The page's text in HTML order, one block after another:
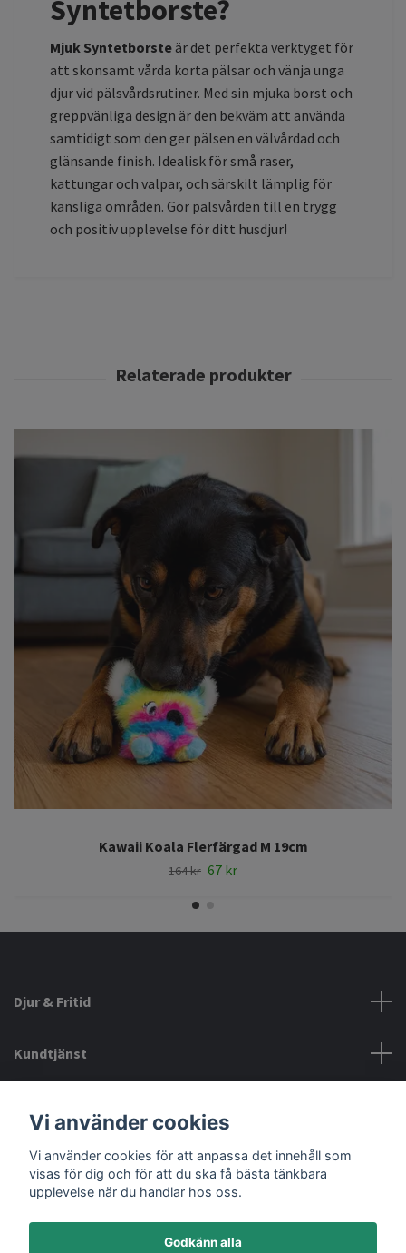
Syntetborste?
Mjuk Syntetborste är det perfekta verktyget för
att skonsamt vårda korta pälsar och vänja unga
djur vid pälsvårdsrutiner. Med sin mjuka borst och
greppvänliga design är den bekväm att använda
samtidigt som den ger pälsen en välvårdad och
glänsande finish. Idealisk för små raser,
kattungar och valpar, och särskilt lämplig för
känsliga områden. Gör pälsvården till en trygg
och positiv upplevelse för ditt husdjur!
Kawaii Koala Flerfärgad M 19cm
164 kr 67 kr
Djur & Fritid
Kundtjänst
Sociala medier
Vi använder cookies
Vi använder cookies för att anpassa det innehåll som
visas för dig och för att du ska få bästa tänkbara
upplevelse när du handlar hos oss.
Godkänn alla